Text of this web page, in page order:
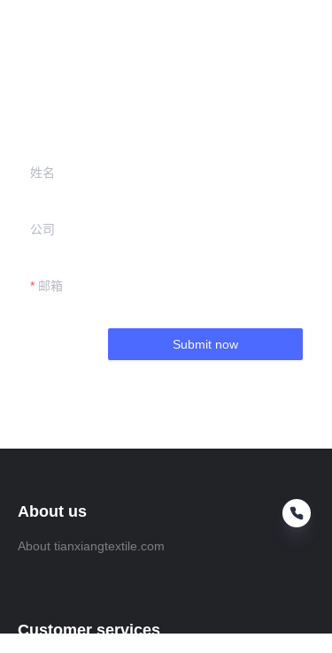
姓名
公司
邮箱
Submit now
About us
About tianxiangtextile.com
Customer services